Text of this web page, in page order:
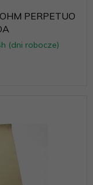
PERPETUO
(dni robocze)